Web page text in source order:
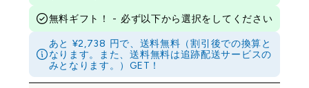
無料ギフト！ - 必ず以下から選択をしてください
あと ¥2,738 円で、送料無料（割引後での換算と
なります。また、送料無料は追跡配送サービスの
みとなります。）GET！